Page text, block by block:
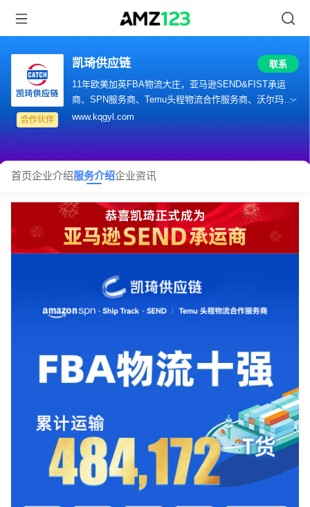
合作伙伴
凯琦供应链
联系
11年欧美加英FBA物流大庄，亚马逊SEND&FIST承运
商、SPN服务商、Temu头程物流合作服务商、沃尔玛全
球电商官方合作伙伴、希音集货合作物流商
www.kqgyl.com
首页企业介绍服务介绍企业资讯